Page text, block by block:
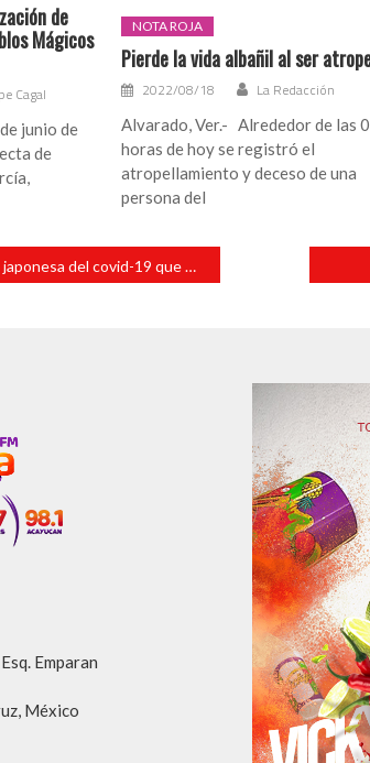
de
Mágicos
Cagal
junio de
de
NOTA ROJA
Pierde la vida albañil al ser
2022/08/18 La Redacción
Alvarado, Ver.- Alrededor de las
horas de hoy se registró el
atropellamiento y deceso de una
persona del
covid-19 que podría resistir a las vacunas
Emparan
México